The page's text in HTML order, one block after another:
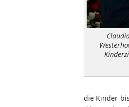
die Kinder